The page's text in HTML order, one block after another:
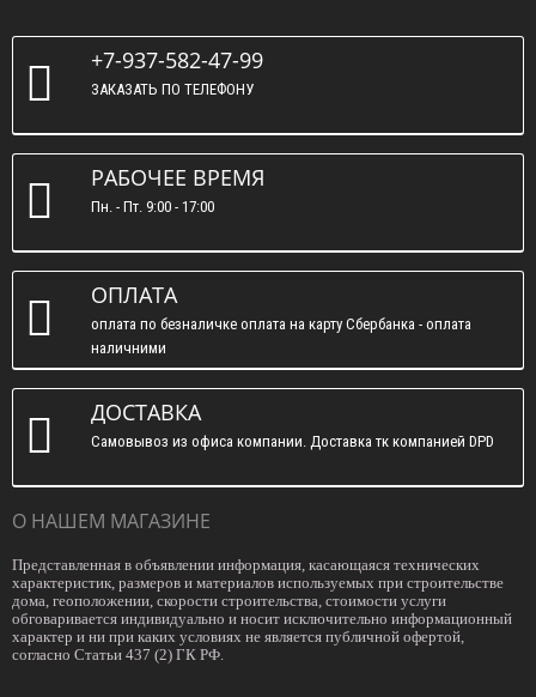
+7-937-582-47-99
ЗАКАЗАТЬ ПО ТЕЛЕФОНУ
РАБОЧЕЕ ВРЕМЯ
Пн. - Пт. 9:00 - 17:00
ОПЛАТА
оплата по безналичке оплата на карту Сбербанка - оплата
наличними
ДОСТАВКА
Самовывоз из офиса компании. Доставка тк компанией DPD
О НАШЕМ МАГАЗИНЕ
Представленная в объявлении информация, касающаяся технических
характеристик, размеров и материалов используемых при строительстве
дома, геоположении, скорости строительства, стоимости услуги
обговаривается индивидуально и носит исключительно информационный
характер и ни при каких условиях не является публичной офертой,
согласно Статьи 437 (2) ГК РФ.